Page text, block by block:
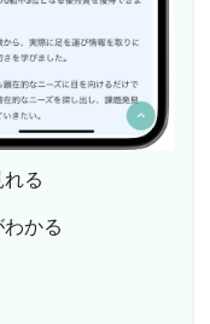
る
かる